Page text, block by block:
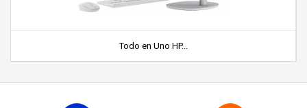
Todo en Uno HP...